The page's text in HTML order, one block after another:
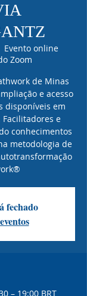
Evento online
Zoom
de Minas
e acesso
disponíveis em
e
conhecimentos
metodologia de
fechado
– 19:00 BRT